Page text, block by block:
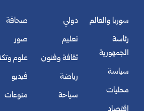
سوريا والعالم
رئاسة
الجمهورية
سياسة
محليات
دولي
تعليم
ثقافة وفنون
رياضة
سياحة
صحافة
صور
علوم
فيديو
منوعات